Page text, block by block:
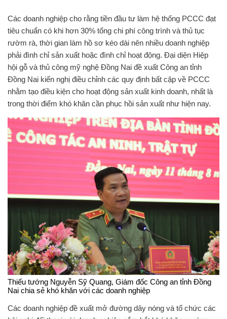
Các doanh nghiệp cho rằng tiền đầu tư làm hệ thống PCCC đạt
tiêu chuẩn có khi hơn 30% tổng chi phí công trình và thủ tục
rườm rà, thời gian làm hồ sơ kéo dài nên nhiều doanh nghiệp
phải đình chỉ sản xuất hoặc đình chỉ hoạt động. Đại diện Hiệp
hội gỗ và thủ công mỹ nghệ Đồng Nai đề xuất Công an tỉnh
Đồng Nai kiến nghị điều chỉnh các quy định bất cập về PCCC
nhằm tạo điều kiện cho hoạt động sản xuất kinh doanh, nhất là
trong thời điểm khó khăn cần phục hồi sản xuất như hiện nay.
Thiếu tướng Nguyễn Sỹ Quang, Giám đốc Công an tỉnh Đồng
Nai chia sẻ khó khăn với các doanh nghiệp
Các doanh nghiệp đề xuất mở đường dây nóng và tổ chức các